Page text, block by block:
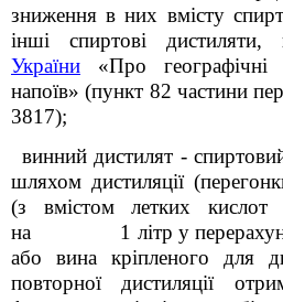
зниження в них вмісту
інші спиртові дистиляти,
України «Про географічні
напоїв» (пункт 82 частини
3817);
винний дистилят -
шляхом дистиляції
(з вмістом летких
на 1 літр у перерахунку
або вина кріпленого для
повторної дистиляції